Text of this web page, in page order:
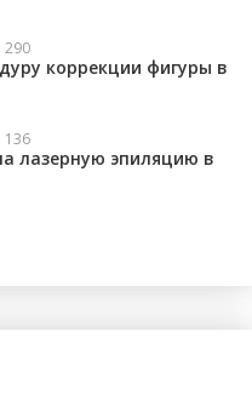
290
в
136
лазерную эпиляцию в